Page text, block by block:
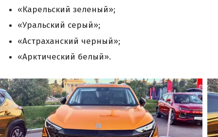
«Карельский зеленый»;
«Уральский серый»;
«Астраханский черный»;
«Арктический белый».